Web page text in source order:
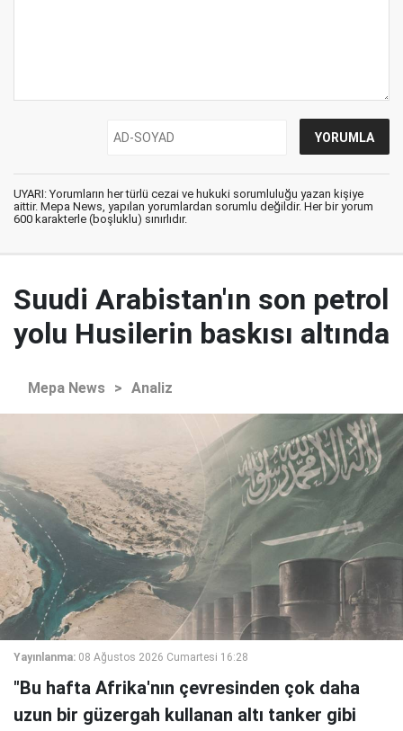
UYARI: Yorumların her türlü cezai ve hukuki sorumluluğu yazan kişiye
aittir. Mepa News, yapılan yorumlardan sorumlu değildir. Her bir yorum
600 karakterle (boşluklu) sınırlıdır.
Suudi Arabistan'ın son petrol
yolu Husilerin baskısı altında
Mepa News > Analiz
Yayınlanma: 08 Ağustos 2026 Cumartesi 16:28
"Bu hafta Afrika'nın çevresinden çok daha
uzun bir güzergah kullanan altı tanker gibi